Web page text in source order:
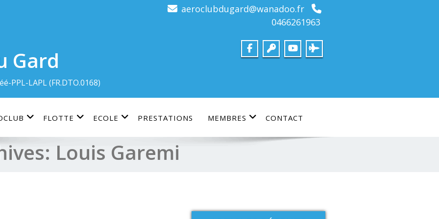
Gard
PPL-LAPL (FR.DTO.0168)
aeroclubdugard@wanadoo.fr
0466261963
FLOTTE ECOLE PRESTATIONS MEMBRES CONTACT
Louis Garemi